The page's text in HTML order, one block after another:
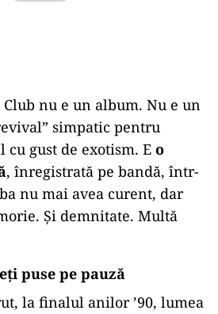
Club nu e un album. Nu e un
simpatic pentru
gust de exotism. E o
, înregistrată pe bandă, într-
nu mai avea curent, dar
Și demnitate. Multă
puse pe pauză
la finalul anilor ’90, lumea